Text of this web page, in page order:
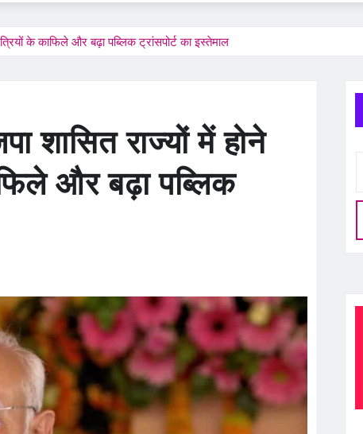
के काफिले और बढ़ा पब्लिक ट्रांसपोर्ट का इस्तेमाल
शासित राज्यों में होने
और बढ़ा पब्लिक